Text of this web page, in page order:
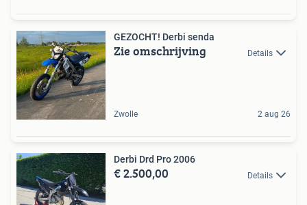
GEZOCHT! Derbi senda
Zie omschrijving Details
Zwolle 2 aug 26
Derbi Drd Pro 2006
€ 2.500,00 Details